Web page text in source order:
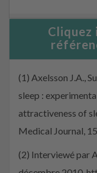
Cliquez
(1) Axelsson J.A.,
sleep :
attractiveness of
Medical Journal,
(2) Interviewé par